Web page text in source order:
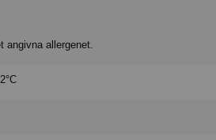
angivna allergenet.